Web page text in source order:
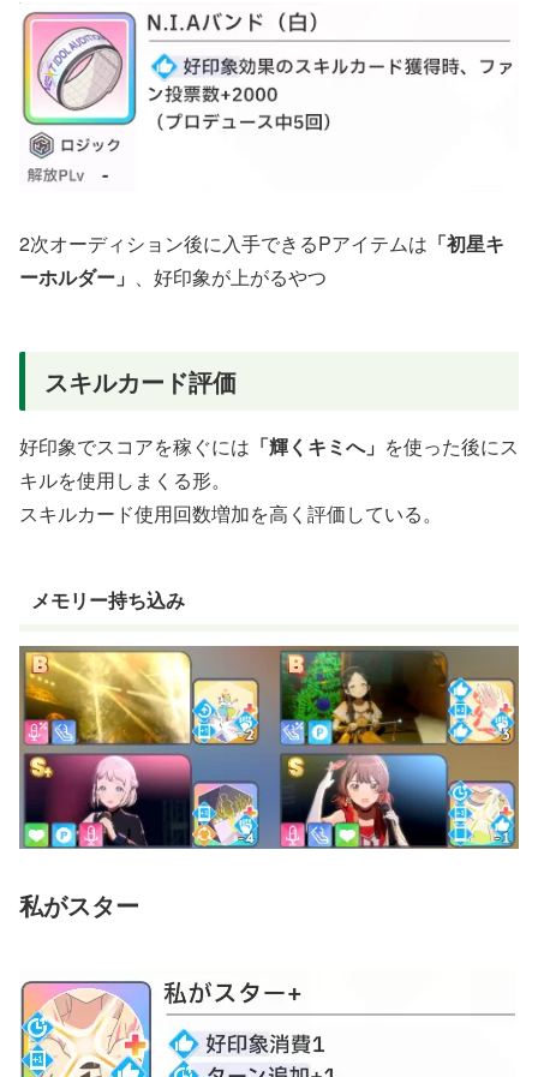
2次オーディション後に入手できるPアイテムは 「初星キ
ーホルダー」 、好印象が上がるやつ
スキルカード評価
好印象でスコアを稼ぐには 「輝くキミへ」 を使った後にス
キルを使用しまくる形。
スキルカード使用回数増加を高く評価している。
メモリー持ち込み
私がスター